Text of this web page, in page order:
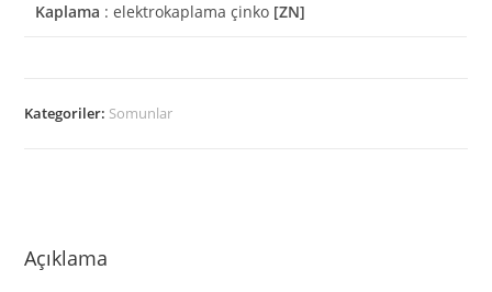
Kaplama : elektrokaplama çinko [ZN]
Kategoriler: Somunlar
Açıklama